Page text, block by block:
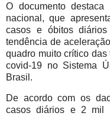
O documento
nacional, que
casos e óbitos
tendência de
quadro muito crítico
covid-19 no Sistema
Brasil.
De acordo com os
casos diários e 2 mil